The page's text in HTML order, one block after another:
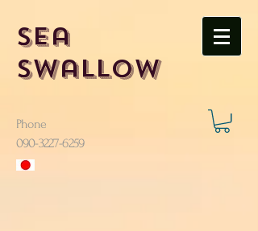
Sea
Swallow
Phone
​090-3227-6259